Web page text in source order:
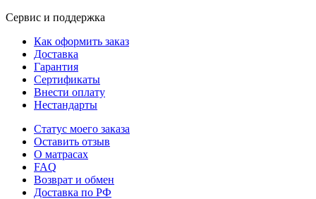
Сервис и поддержка
Как оформить заказ
Доставка
Гарантия
Сертификаты
Внести оплату
Нестандарты
Статус моего заказа
Оставить отзыв
О матрасах
FAQ
Возврат и обмен
Доставка по РФ